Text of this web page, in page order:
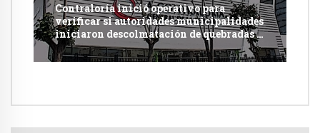
Contraloría inició operativo para
verificar si autoridades municipalidades
iniciaron descolmatación de quebradas y
ríos ante Fenómeno del Niño